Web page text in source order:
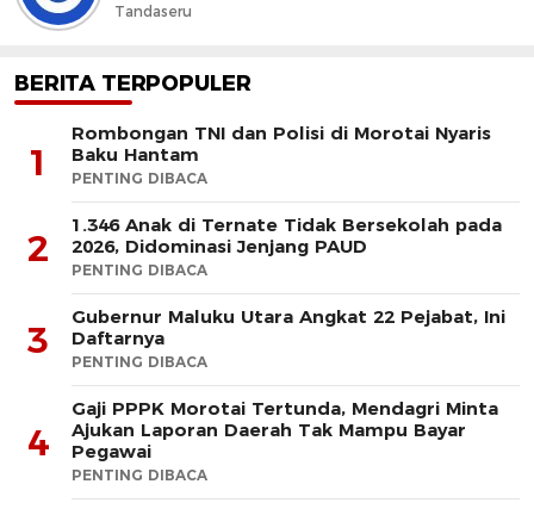
Tandaseru
BERITA TERPOPULER
1
Rombongan TNI dan Polisi di Morotai Nyaris
Baku Hantam
PENTING DIBACA
2
1.346 Anak di Ternate Tidak Bersekolah pada
2026, Didominasi Jenjang PAUD
PENTING DIBACA
3
Gubernur Maluku Utara Angkat 22 Pejabat, Ini
Daftarnya
PENTING DIBACA
4
Gaji PPPK Morotai Tertunda, Mendagri Minta
Ajukan Laporan Daerah Tak Mampu Bayar
Pegawai
PENTING DIBACA